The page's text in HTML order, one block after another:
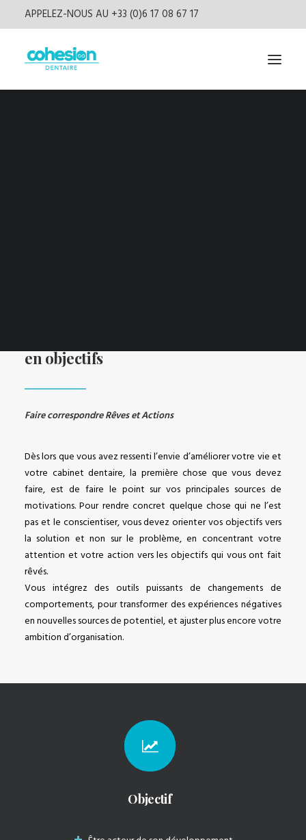
APPELEZ-NOUS AU +33 (0)6 17 08 67 17
en objectifs
Faire correspondre Rêves et Actions
Dès lors que vous avez ressenti l’envie d’améliorer votre vie et
votre cabinet dentaire, la première chose que vous devez
faire, est de faire le point sur vos principales sources de
motivations. Pour rendre concret quelque chose qui ne l’est
pas et le conscientiser, vous devez orienter vos objectifs vers
la solution et non sur le problème, en concentrant votre
attention et votre action vers les objectifs qui vous ont fait
rêvés.
Vous intégrez des outils puissants de changements de
comportements, pour transformer des expériences négatives
en nouvelles sources de potentiel, et ajuster plus encore votre
ambition d’organisation.
Objectif